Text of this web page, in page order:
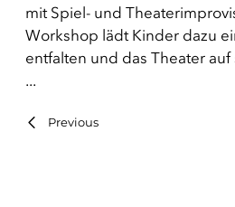
mit Spiel- und
Workshop lädt Kinder dazu
entfalten und das Theater
...
Previous